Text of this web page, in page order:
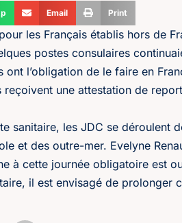
Email Print
les Français établis hors de
postes consulaires
l’obligation de le faire en
une attestation de
sanitaire, les JDC se déroulent
et des outre-mer. Evelyne
à cette journée obligatoire est
il est envisagé de prolonger